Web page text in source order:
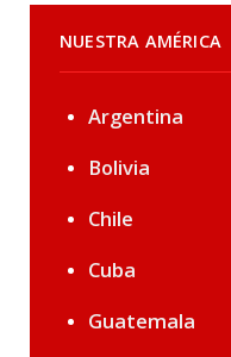
NUESTRA AMÉRICA
Argentina
Bolivia
Chile
Cuba
Guatemala